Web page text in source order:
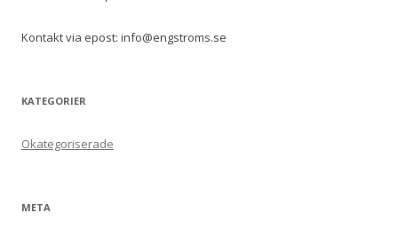
Kontakt via epost: info@engstroms.se
KATEGORIER
Okategoriserade
META